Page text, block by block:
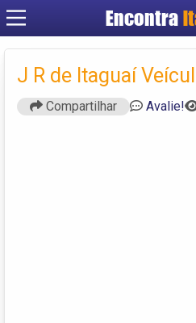
Encontra
Criar
J R de Itaguaí
Compartilhar Avalie!